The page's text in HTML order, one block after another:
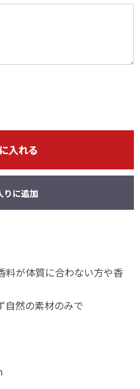
入れる
りに追加
料が体質に合わない方や香
自然の素材のみで